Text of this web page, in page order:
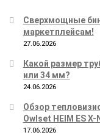
Сверхмощные
маркетплейсам!
27.06.2026
Какой размер
или 34 мм?
24.06.2026
Обзор
Owlset HEIM ES X-
17.06.2026